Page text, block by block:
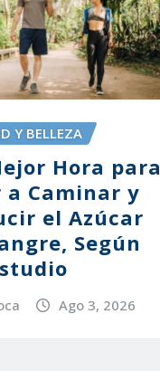
Y BELLEZA
Hora para
a Caminar y
el Azúcar
Según
Ago 3, 2026